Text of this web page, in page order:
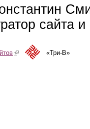
сайта
(link is external)«Три-В»